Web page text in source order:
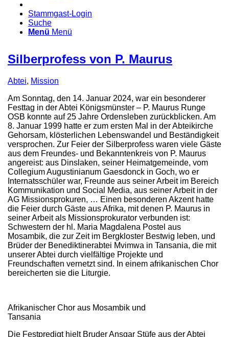
Stammgast-Login
Suche
Menü Menü
Silberprofess von P. Maurus
Abtei, Mission
Am Sonntag, den 14. Januar 2024, war ein besonderer
Festtag in der Abtei Königsmünster – P. Maurus Runge
OSB konnte auf 25 Jahre Ordensleben zurückblicken. Am
8. Januar 1999 hatte er zum ersten Mal in der Abteikirche
Gehorsam, klösterlichen Lebenswandel und Beständigkeit
versprochen. Zur Feier der Silberprofess waren viele Gäste
aus dem Freundes- und Bekanntenkreis von P. Maurus
angereist: aus Dinslaken, seiner Heimatgemeinde, vom
Collegium Augustinianum Gaesdonck in Goch, wo er
Internatsschüler war, Freunde aus seiner Arbeit im Bereich
Kommunikation und Social Media, aus seiner Arbeit in der
AG Missionsprokuren, … Einen besonderen Akzent hatte
die Feier durch Gäste aus Afrika, mit denen P. Maurus in
seiner Arbeit als Missionsprokurator verbunden ist:
Schwestern der hl. Maria Magdalena Postel aus
Mosambik, die zur Zeit im Bergkloster Bestwig leben, und
Brüder der Benediktinerabtei Mvimwa in Tansania, die mit
unserer Abtei durch vielfältige Projekte und
Freundschaften vernetzt sind. In einem afrikanischen Chor
bereicherten sie die Liturgie.
Afrikanischer Chor aus Mosambik und
Tansania
Die Festpredigt hielt Bruder Ansgar Stüfe aus der Abtei